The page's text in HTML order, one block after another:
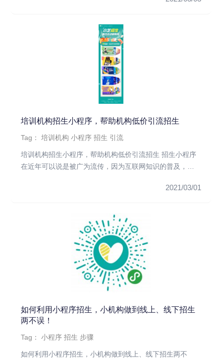
培训机构招生小程序，帮助机构低价引流招生
Tag：培训机构 小程序 招生 引流
培训机构招生小程序，帮助机构低价引流招生 招生小程序
在近年可以说是被广为流传，因为互联网知识的普及，微
2021/03/01
如何利用小程序招生，小机构做到线上、线下招生
两不误！
Tag：小程序 招生 步骤
如何利用小程序招生，小机构做到线上、线下招生两不